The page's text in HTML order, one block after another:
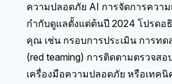
ความปลอดภัย AI การจัดการความ
กำกับดูแลตั้งแต่ต้นปี 2024 โปรดอ
คุณ เช่น กรอบการประเมิน การท
(red teaming) การติดตามตรวจสอ
เครื่องมือความปลอดภัย หรือเทคนิ